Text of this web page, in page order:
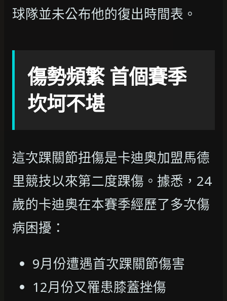
球隊並未公布他的復出時間表。
傷勢頻繁 首個賽季
坎坷不堪
這次踝關節扭傷是卡迪奧加盟馬德
里競技以來第二度踝傷。據悉，24
歲的卡迪奧在本賽季經歷了多次傷
病困擾：
9月份遭遇首次踝關節傷害
12月份又罹患膝蓋挫傷